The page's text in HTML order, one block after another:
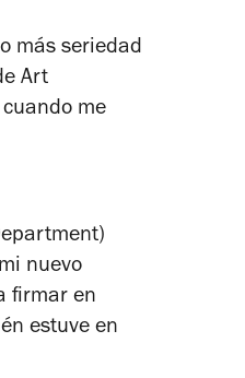
más seriedad
Art
me
nuevo
firmar en
estuve en